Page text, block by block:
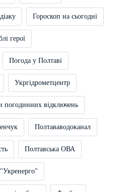
Гороскоп на сьогодні
герої
Погода у Полтаві
Укргідрометцентр
погодинних відключень
Полтававодоканал
Полтавська ОВА